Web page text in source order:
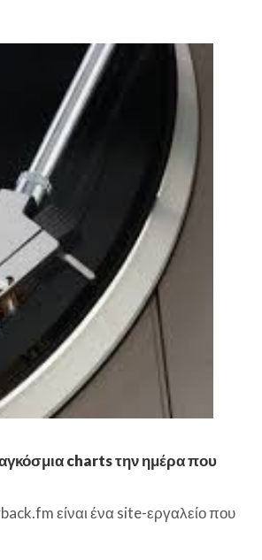
charts την ημέρα που
είναι ένα site-εργαλείο που